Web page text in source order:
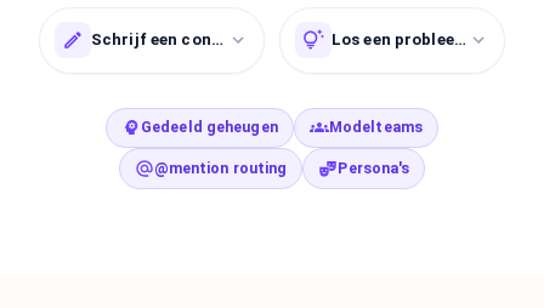
Schrijf een concept Los een probleem op
Gedeeld geheugen Modelteams
@mention routing Persona's